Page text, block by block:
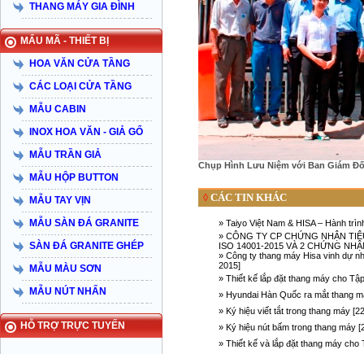
THANG MÁY GIA ĐÌNH
MẨU MÃ - THIẾT BỊ
HOA VĂN CỬA TẦNG
CÁC LOẠI CỬA TẦNG
MẪU CABIN
INOX HOA VĂN - GIẢ GỔ
MẪU TRẦN GIẢ
MẪU HỘP BUTTON
MẪU TAY VỊN
MẪU SÀN ĐÁ GRANITE
SÀN ĐÁ GRANITE GHÉP
MẪU MÀU SƠN
MẪU NÚT NHẤN
HỖ TRỢ TRỰC TUYẾN
Taiyo Việt Nam & HISA – Hành trình
hơn 15 năm đồng hành và phát triển
bền vững
Công ty thang máy Hisa vinh dự
nhận cúp và chứng nhận thương
Chụp Hình Lưu Niệm với Ban Giám
◊ CÁC TIN KHÁC
» Taiyo Việt Nam & HISA – Hành
» CÔNG TY CP CHỨNG NHẬN
ISO 14001-2015 VÀ 2 CHỨNG
» Công ty thang máy Hisa vinh dự
2015]
» Thiết kế lắp đặt thang máy cho
» Hyundai Hàn Quốc ra mắt thang
» Ký hiệu viết tắt trong thang máy
» Ký hiệu nút bấm trong thang máy
» Thiết kế và lắp đặt thang máy cho